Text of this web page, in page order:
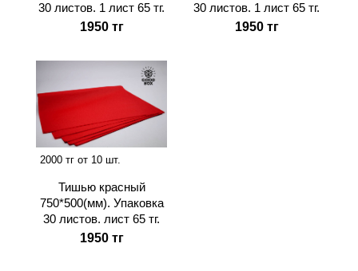
30 листов. 1 лист 65 тг.
1950 тг
30 листов. 1 лист 65 тг.
1950 тг
2000 тг от 10 шт.
Тишью красный
750*500(мм). Упаковка
30 листов. лист 65 тг.
1950 тг